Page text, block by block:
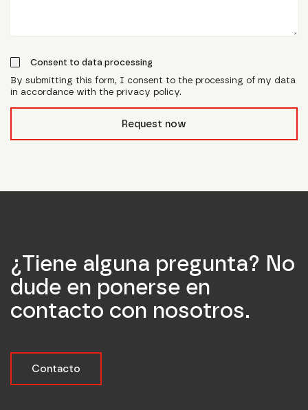
Consent to data processing
By submitting this form, I consent to the processing of my data
in accordance with the privacy policy.
Request now
¿Tiene alguna pregunta? No
dude en ponerse en
contacto con nosotros.
Contacto